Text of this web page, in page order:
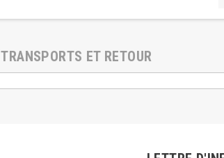
TRANSPORTS ET RETOUR